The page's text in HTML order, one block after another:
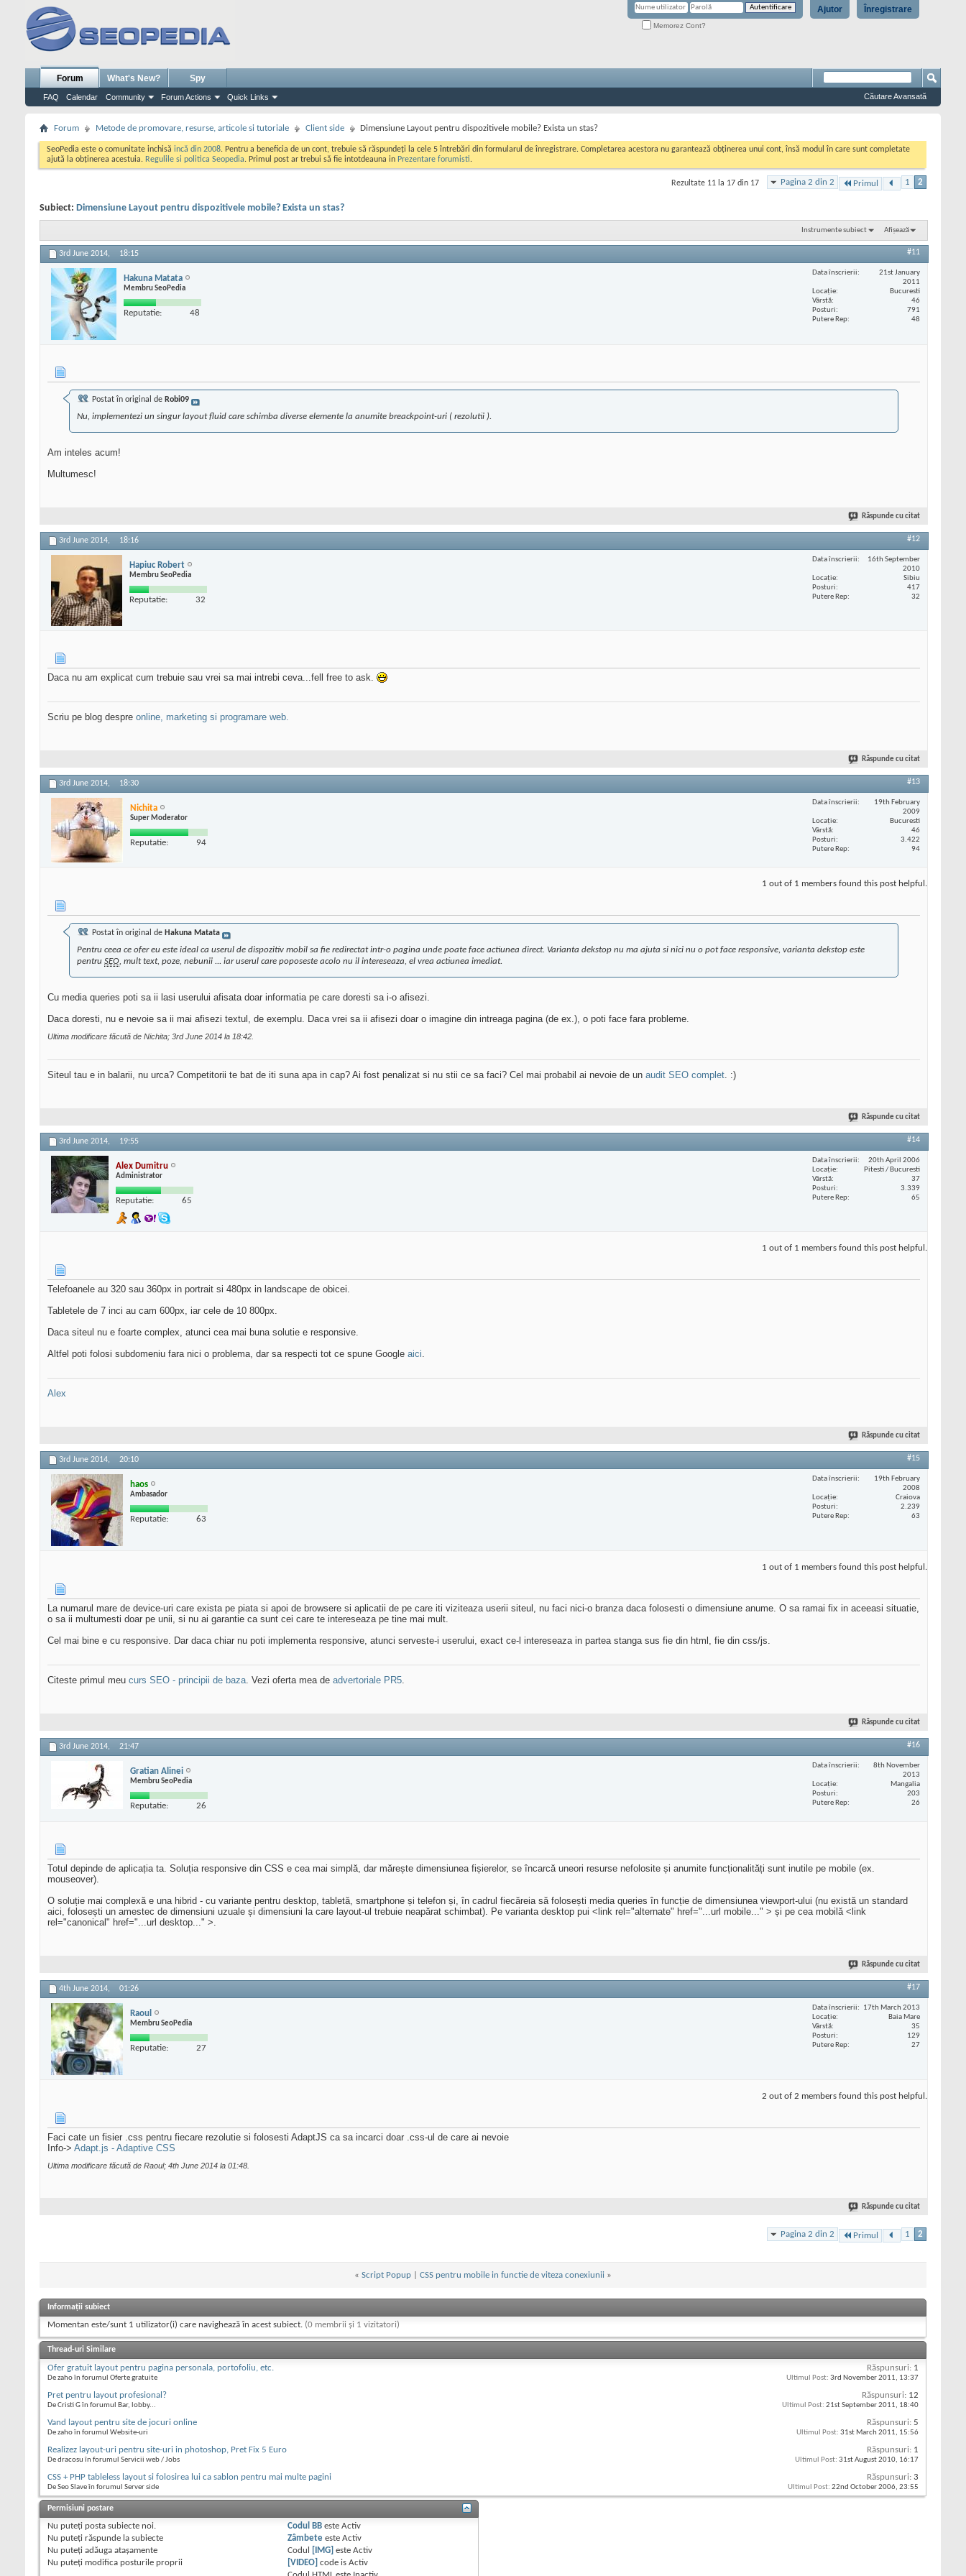
Înregistrare
Ajutor
Memorez Cont?
Forum
FAQ Calendar Community Forum Actions Quick Links
What's New? Spy
Căutare Avansată
Forum Metode de promovare, resurse, articole si tutoriale Client side Dimensiune Layout pentru dispozitivele mobile? Exista un stas?
SeoPedia este o comunitate inchisă incă din 2008. Pentru a beneficia de un cont, trebuie să răspundeți la cele 5 întrebări din formularul de înregistrare. Completarea acestora nu garantează obținerea unui cont, însă modul în care sunt completate
ajută la obținerea acestuia. Regulile si politica Seopedia. Primul post ar trebui să fie intotdeauna in Prezentare forumisti.
Pagina 2 din 2 Primul 1 2
Rezultate 11 la 17 din 17
Subiect: Dimensiune Layout pentru dispozitivele mobile? Exista un stas?
Instrumente subiect Afișează
3rd June 2014, 18:15 #11
Hakuna Matata
Membru SeoPedia
Reputatie: 48
Data înscrierii
21st January
2011
Locaţie
Bucuresti
Vârstă
46
Posturi
791
Putere Rep
48
Postat în original de Robi09
Nu, implementezi un singur layout fluid care schimba diverse elemente la anumite breackpoint-uri ( rezolutii ).
Am inteles acum!
Multumesc!
Răspunde cu citat
3rd June 2014, 18:16 #12
Hapiuc Robert
Membru SeoPedia
Reputatie: 32
Data înscrierii
16th September
2010
Locaţie
Sibiu
Posturi
417
Putere Rep
32
Daca nu am explicat cum trebuie sau vrei sa mai intrebi ceva...fell free to ask.
Scriu pe blog despre online, marketing si programare web.
Răspunde cu citat
3rd June 2014, 18:30 #13
Nichita
Super Moderator
Reputatie: 94
Data înscrierii
19th February
2009
Locaţie
Bucuresti
Vârstă
46
Posturi
3.422
Putere Rep
94
1 out of 1 members found this post helpful.
Postat în original de Hakuna Matata
Pentru ceea ce ofer eu este ideal ca userul de dispozitiv mobil sa fie redirectat intr-o pagina unde poate face actiunea direct. Varianta dekstop nu ma ajuta si nici nu o pot face responsive, varianta dekstop este
pentru SEO, mult text, poze, nebunii ... iar userul care poposeste acolo nu il intereseaza, el vrea actiunea imediat.
Cu media queries poti sa ii lasi userului afisata doar informatia pe care doresti sa i-o afisezi.
Daca doresti, nu e nevoie sa ii mai afisezi textul, de exemplu. Daca vrei sa ii afisezi doar o imagine din intreaga pagina (de ex.), o poti face fara probleme.
Ultima modificare făcută de Nichita; 3rd June 2014 la 18:42
Siteul tau e in balarii, nu urca? Competitorii te bat de iti suna apa in cap? Ai fost penalizat si nu stii ce sa faci? Cel mai probabil ai nevoie de un audit SEO complet. :)
Răspunde cu citat
3rd June 2014, 19:55 #14
Alex Dumitru
Administrator
Reputatie: 65
Data înscrierii
20th April 2006
Locaţie
Pitesti / Bucuresti
Vârstă
37
Posturi
3.339
Putere Rep
65
1 out of 1 members found this post helpful.
Telefoanele au 320 sau 360px in portrait si 480px in landscape de obicei.
Tabletele de 7 inci au cam 600px, iar cele de 10 800px.
Daca siteul nu e foarte complex, atunci cea mai buna solutie e responsive.
Altfel poti folosi subdomeniu fara nici o problema, dar sa respecti tot ce spune Google aici.
Alex
Răspunde cu citat
3rd June 2014, 20:10 #15
haos
Ambasador
Reputatie: 63
Data înscrierii
19th February
2008
Locaţie
Craiova
Posturi
2.239
Putere Rep
63
1 out of 1 members found this post helpful.
La numarul mare de device-uri care exista pe piata si apoi de browsere si aplicatii de pe care iti viziteaza userii siteul, nu faci nici-o branza daca folosesti o dimensiune anume. O sa ramai fix in aceeasi situatie,
o sa ii multumesti doar pe unii, si nu ai garantie ca sunt cei care te intereseaza pe tine mai mult.
Cel mai bine e cu responsive. Dar daca chiar nu poti implementa responsive, atunci serveste-i userului, exact ce-l intereseaza in partea stanga sus fie din html, fie din css/js.
Citeste primul meu curs SEO - principii de baza. Vezi oferta mea de advertoriale PR5.
Răspunde cu citat
3rd June 2014, 21:47 #16
Gratian Alinei
Membru SeoPedia
Reputatie: 26
Data înscrierii
8th November
2013
Locaţie
Mangalia
Posturi
203
Putere Rep
26
Totul depinde de aplicația ta. Soluția responsive din CSS e cea mai simplă, dar mărește dimensiunea fișierelor, se încarcă uneori resurse nefolosite și anumite funcționalități sunt inutile pe mobile (ex.
mouseover).
O soluție mai complexă e una hibrid - cu variante pentru desktop, tabletă, smartphone și telefon și, în cadrul fiecăreia să folosești media queries în funcție de dimensiunea viewport-ului (nu există un standard
aici, folosești un amestec de dimensiuni uzuale și dimensiuni la care layout-ul trebuie neapărat schimbat). Pe varianta desktop pui <link rel="alternate" href="...url mobile..." > și pe cea mobilă <link
rel="canonical" href="...url desktop..." >.
Răspunde cu citat
4th June 2014, 01:26 #17
Raoul
Membru SeoPedia
Reputatie: 27
Data înscrierii
17th March 2013
Locaţie
Baia Mare
Vârstă
35
Posturi
129
Putere Rep
27
2 out of 2 members found this post helpful.
Faci cate un fisier .css pentru fiecare rezolutie si folosesti AdaptJS ca sa incarci doar .css-ul de care ai nevoie
Info-> Adapt.js - Adaptive CSS
Ultima modificare făcută de Raoul; 4th June 2014 la 01:48
Răspunde cu citat
Pagina 2 din 2 Primul 1 2
« Script Popup CSS pentru mobile in functie de viteza conexiunii »
Informații subiect
Momentan este/sunt 1 utilizator(i) care navighează în acest subiect. (0 membrii și 1 vizitatori)
Thread-uri Similare
Ofer gratuit layout pentru pagina personala, portofoliu, etc.
De zaho în forumul Oferte gratuite
Răspunsuri: 1
Ultimul Post: 3rd November 2011, 13:37
Pret pentru layout profesional?
De Cristi G în forumul Bar, lobby...
Răspunsuri: 12
Ultimul Post: 21st September 2011, 18:40
Vand layout pentru site de jocuri online
De zaho în forumul Website-uri
Răspunsuri: 5
Ultimul Post: 31st March 2011, 15:56
Realizez layout-uri pentru site-uri in photoshop, Pret Fix 5 Euro
De dracosu în forumul Servicii web / Jobs
Răspunsuri: 1
Ultimul Post: 31st August 2010, 16:17
CSS + PHP tableless layout si folosirea lui ca sablon pentru mai multe pagini
De Seo Slave în forumul Server side
Răspunsuri: 3
Ultimul Post: 22nd October 2006, 23:55
Permisiuni postare
Nu puteţi posta subiecte noi.
Nu puteţi răspunde la subiecte
Nu puteţi adăuga ataşamente
Nu puteţi modifica posturile proprii
Codul BB esteActiv
Zâmbete esteActiv
Codul
[IMG] esteActiv
[VIDEO] code isActiv